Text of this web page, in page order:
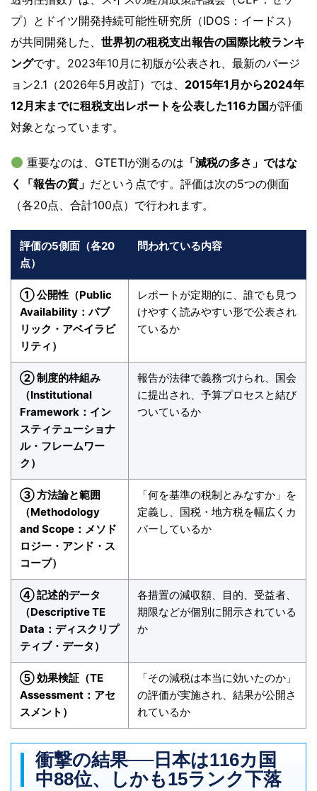
プ）とドイツ開発持続可能性研究所（IDOS：イードス）
が共同開発した、 世界初の租税支出報告の国際比較ランキ
ングです。2023年10月に初版が公表され、最新のバージ
ョン2.1（2026年5月改訂）では、 2015年1月から2024年
12月末までに租税支出レポートを公表した116カ国が評価
対象となっています。
重要なのは、GTETIが測るのは 「減税の多さ」ではな
く「報告の質」 だという点です。評価は次の5つの側面
（各20点、合計100点）で行われます。
評価の5側面（各20
点）
問われている内容
① 公開性（Public
Availability：パブ
リック・アベイラビ
リティ）
レポートが定期的に、誰でも見つ
けやすく読みやすい形で公表され
ているか
② 制度的枠組み
（Institutional
Framework：イン
スティテューショナ
ル・フレームワー
ク）
報告が法律で義務づけられ、国会
に提出され、予算プロセスと結び
ついているか
③ 方法論と範囲
（Methodology
and Scope：メソド
ロジー・アンド・ス
コープ）
「何を基準の税制とみなすか」を
定義し、国税・地方税を幅広くカ
バーしているか
④ 記述的データ
（Descriptive TE
Data：ディスクリプ
ティブ・データ）
各措置の減収額、目的、受益者、
期限などが個別に開示されている
か
⑤ 効果検証（TE
Assessment：アセ
スメント）
「その減税は本当に効いたのか」
の評価が実施され、結果が公開さ
れているか
衝撃の結果──日本は116カ国
中88位、しかも15ランク下落